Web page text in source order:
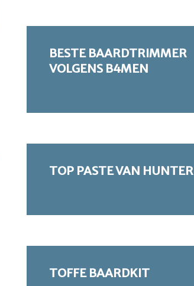
BESTE BAARDTRIMMER
VOLGENS B4MEN
TOP PASTE VAN HUNTER
TOFFE BAARDKIT